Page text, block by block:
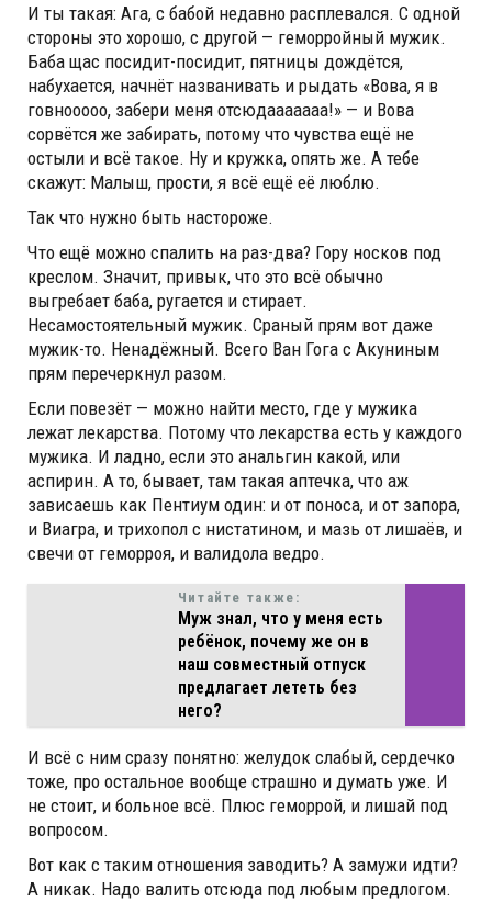
И ты такая: Ага, с бабой недавно расплевался. С одной
стороны это хорошо, с другой — геморройный мужик.
Баба щас посидит-посидит, пятницы дождётся,
набухается, начнёт названивать и рыдать «Вова, я в
говнооооо, забери меня отсюдааааааа!» — и Вова
сорвётся же забирать, потому что чувства ещё не
остыли и всё такое. Ну и кружка, опять же. А тебе
скажут: Малыш, прости, я всё ещё её люблю.
Так что нужно быть настороже.
Что ещё можно спалить на раз-два? Гору носков под
креслом. Значит, привык, что это всё обычно
выгребает баба, ругается и стирает.
Несамостоятельный мужик. Сраный прям вот даже
мужик-то. Ненадёжный. Всего Ван Гога с Акуниным
прям перечеркнул разом.
Если повезёт — можно найти место, где у мужика
лежат лекарства. Потому что лекарства есть у каждого
мужика. И ладно, если это анальгин какой, или
аспирин. А то, бывает, там такая аптечка, что аж
зависаешь как Пентиум один: и от поноса, и от запора,
и Виагра, и трихопол с нистатином, и мазь от лишаёв, и
свечи от геморроя, и валидола ведро.
Читайте также:
Муж знал, что у меня есть
ребёнок, почему же он в
наш совместный отпуск
предлагает лететь без
него?
И всё с ним сразу понятно: желудок слабый, сердечко
тоже, про остальное вообще страшно и думать уже. И
не стоит, и больное всё. Плюс геморрой, и лишай под
вопросом.
Вот как с таким отношения заводить? А замужи идти?
А никак. Надо валить отсюда под любым предлогом.